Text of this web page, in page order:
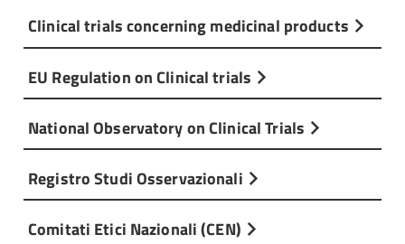
Clinical trials concerning medicinal products
EU Regulation on Clinical trials
National Observatory on Clinical Trials
Registro Studi Osservazionali
Comitati Etici Nazionali (CEN)